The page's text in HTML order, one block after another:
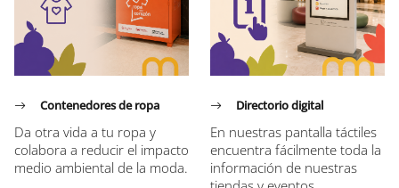
Contenedores de ropa
Da otra vida a tu ropa y
colabora a reducir el impacto
medio ambiental de la moda.
Directorio digital
En nuestras pantalla táctiles
encuentra fácilmente toda la
información de nuestras